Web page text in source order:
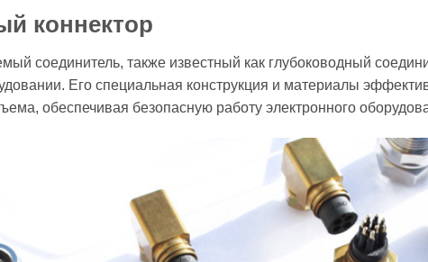
коннектор
соединитель, также известный как глубоководный
Его специальная конструкция и материалы
обеспечивая безопасную работу электронного